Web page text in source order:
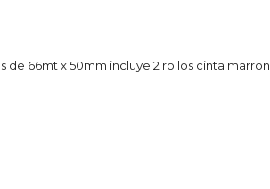
66mt x 50mm incluye 2 rollos cinta marron